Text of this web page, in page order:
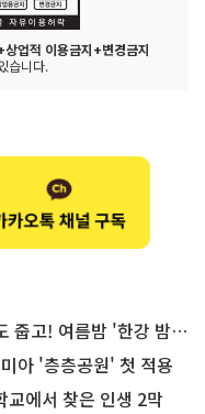
업적 이용금지+변경금지
습니다.
여름밤 '한강 밤마실 줍깅'
아 '층층공원' 첫 적용
에서 찾은 인생 2막